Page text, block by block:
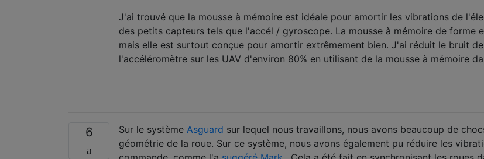
J'ai trouvé que la mousse à mémoire est idéale pour amortir les vibrations de
des petits capteurs tels que l'accél / gyroscope. La mousse à mémoire de forme
mais elle est surtout conçue pour amortir extrêmement bien. J'ai réduit le bruit de
l'accéléromètre sur les UAV d'environ 80% en utilisant de la mousse à mémoire
6 Sur le système Asguard sur lequel nous travaillons, nous avons beaucoup de
géométrie de la roue. Sur ce système, nous avons également pu réduire les